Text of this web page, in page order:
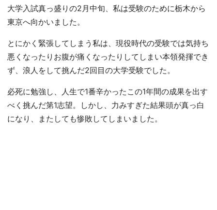
大学入試真っ盛りの2月中旬、私は受験のために栃木から
東京へ向かいました。
とにかく緊張してしまう私は、現役時代の受験では気持ち
悪くなったりお腹が痛くなったりしてしまい本領発揮でき
ず、浪人をして挑んだ2回目の大学受験でした。
必死に勉強し、人生で1番辛かったこの1年間の成果を出す
べく挑んだ第1志望。しかし、力みすぎた結果頭が真っ白
になり、またしても惨敗してしまいました。